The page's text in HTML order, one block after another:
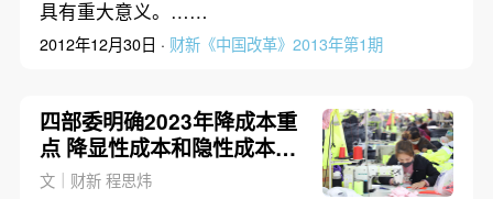
具有重大意义。……
2012年12月30日 · 财新《中国改革》2013年第1期
四部委明确2023年降成本重
点 降显性成本和隐性成本相
结合
文｜财新 程思炜